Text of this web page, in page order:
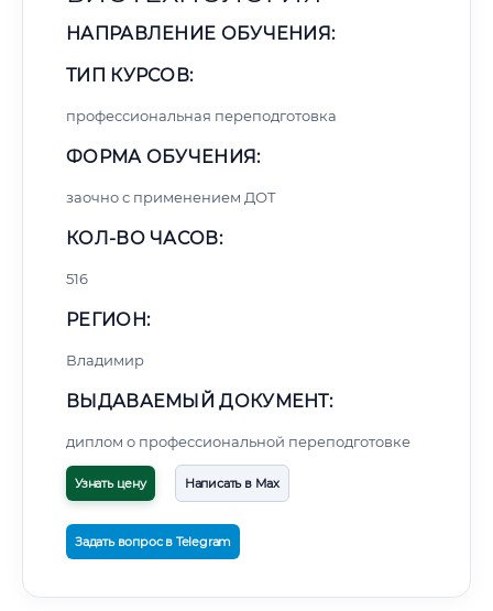
НАПРАВЛЕНИЕ ОБУЧЕНИЯ:
ТИП КУРСОВ:
профессиональная переподготовка
ФОРМА ОБУЧЕНИЯ:
заочно с применением ДОТ
КОЛ-ВО ЧАСОВ:
516
РЕГИОН:
Владимир
ВЫДАВАЕМЫЙ ДОКУМЕНТ:
диплом о профессиональной переподготовке
Узнать цену Написать в Max
Задать вопрос в Telegram